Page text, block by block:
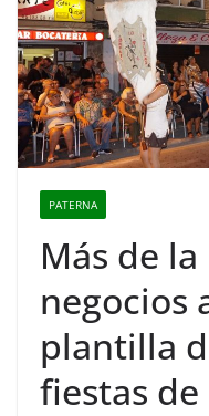
PATERNA
Más de
negocios
plantilla
fiestas